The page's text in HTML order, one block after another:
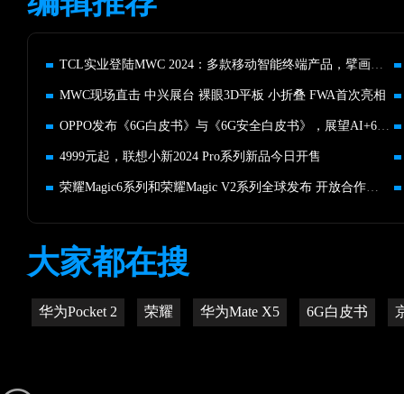
TCL实业登陆MWC 2024：多款移动智能终端产品，擘画移生活蓝图
MWC现场直击 中兴展台 裸眼3D平板 小折叠 FWA首次亮相
OPPO发布《6G白皮书》与《6G安全白皮书》，展望AI+6G技术飞跃
4999元起，联想小新2024 Pro系列新品今日开售
荣耀Magic6系列和荣耀Magic V2系列全球发布 开放合作新纪元
大家都在搜
华为Pocket 2 荣耀 华为Mate X5 6G白皮书